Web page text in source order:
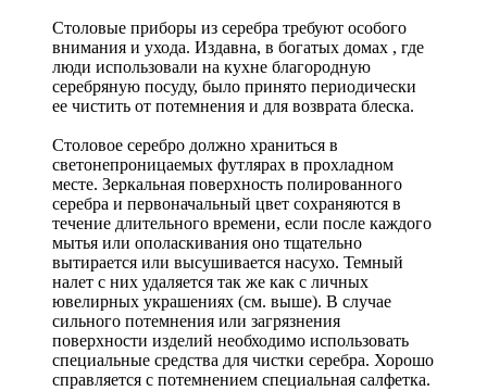
Столовые приборы из серебра требуют особого
внимания и ухода. Издавна, в богатых домах , где
люди использовали на кухне благородную
серебряную посуду, было принято периодически
ее чистить от потемнения и для возврата блеска.
Столовое серебро должно храниться в
светонепроницаемых футлярах в прохладном
месте. Зеркальная поверхность полированного
серебра и первоначальный цвет сохраняются в
течение длительного времени, если после каждого
мытья или ополаскивания оно тщательно
вытирается или высушивается насухо. Темный
налет с них удаляется так же как с личных
ювелирных украшениях (см. выше). В случае
сильного потемнения или загрязнения
поверхности изделий необходимо использовать
специальные средства для чистки серебра. Хорошо
справляется с потемнением специальная салфетка.